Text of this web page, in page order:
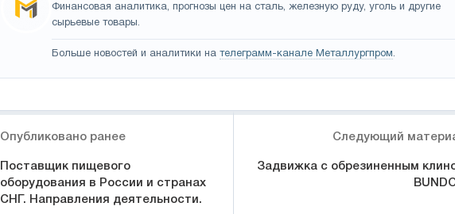
Финансовая аналитика, прогнозы цен на сталь, железную руду, уголь и другие
сырьевые товары.
Больше новостей и аналитики на телеграмм-канале Металлургпром.
Опубликовано ранее
Поставщик пищевого
оборудования в России и странах
СНГ. Направления деятельности.
Следующий
Задвижка с обрезиненным